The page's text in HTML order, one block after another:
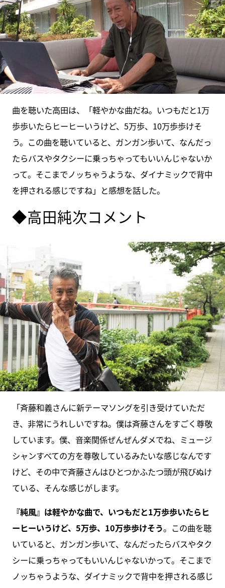
曲を聴いた高田は、「軽やかな曲だね。いつもだと1万
歩歩いたらヒーヒーいうけど、5万歩、10万歩歩けそ
う。この曲を聴いていると、ガンガン歩いて、なんだっ
たらバスやタクシーに乗っちゃってもいいんじゃないか
って。そこまでノッちゃうような、ダイナミックで背中
を押される感じですね」と感想を話した。
◆高田純次コメント
「斉藤和義さんに新テーマソングを引き受けていただ
き、非常にうれしいですね。僕は斉藤さんをすごく尊敬
しています。僕、音楽関係ぜんぜんダメでね、ミュージ
シャンすべての方を尊敬しているみたいな感じなんです
けど、その中で斉藤さんはひとつかふたつ頭が飛びぬけ
ている、そんな感じがします。
『純風』は軽やかな曲で、いつもだと1万歩歩いたらヒ
ーヒーいうけど、5万歩、10万歩歩けそう。この曲を聴
いていると、ガンガン歩いて、なんだったらバスやタク
シーに乗っちゃってもいいんじゃないかって。そこまで
ノッちゃうような、ダイナミックで背中を押される感じ